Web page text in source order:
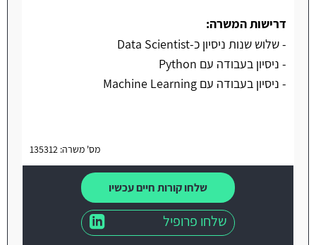
דרישות המשרה:
- שלוש שנות ניסיון כ-Data Scientist
- ניסיון בעבודה עם Python
- ניסיון בעבודה עם Machine Learning
מס' משרה: 135312
שלחו קורות חיים עכשיו
שלחו פרופיל